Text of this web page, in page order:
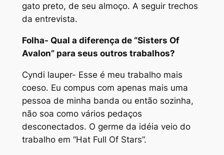
gato preto, de seu almoço. A seguir trechos
da entrevista.
Folha- Qual a diferença de “Sisters Of
Avalon” para seus outros trabalhos?
Cyndi lauper- Esse é meu trabalho mais
coeso. Eu compus com apenas mais uma
pessoa de minha banda ou então sozinha,
não soa como vários pedaços
desconectados. O germe da idéia veio do
trabalho em “Hat Full Of Stars”.